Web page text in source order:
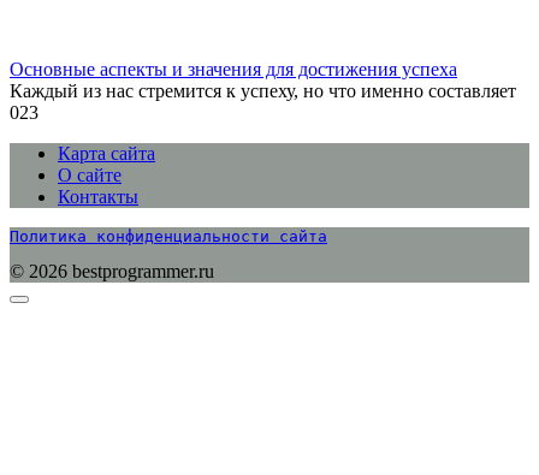
Основные аспекты и значения для достижения успеха
Каждый из нас стремится к успеху, но что именно составляет
023
Карта сайта
О сайте
Контакты
Политика конфиденциальности сайта
© 2026 bestprogrammer.ru